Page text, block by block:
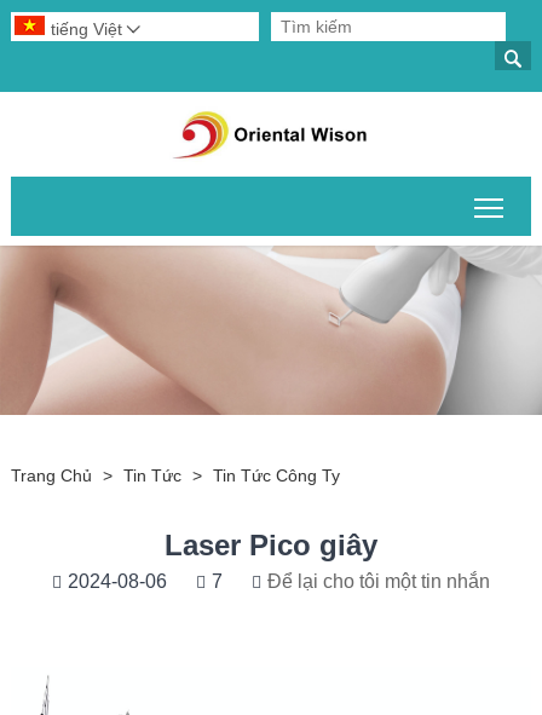

tiếng Việt 
Trang Chủ > Tin Tức > Tin Tức Công Ty
Laser Pico giây
2024-08-06 7 Để lại cho tôi một tin nhắn